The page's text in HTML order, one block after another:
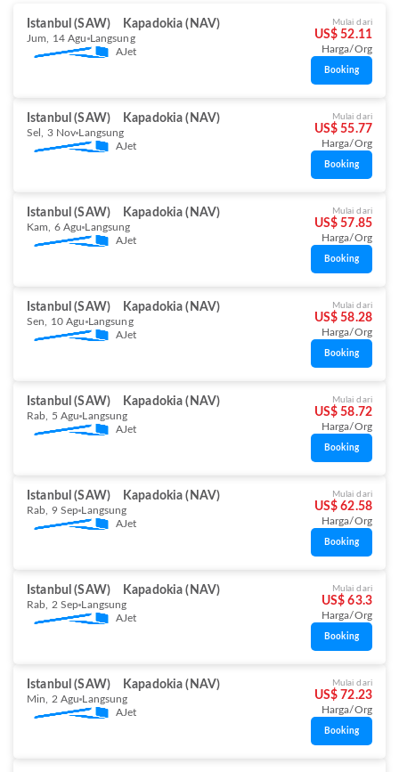
Istanbul (SAW) Kapadokia (NAV)
Jum, 14 Agu Langsung
AJet
Mulai dari
US$ 52.11
Harga/Org
Booking
Istanbul (SAW) Kapadokia (NAV)
Sel, 3 Nov Langsung
AJet
Mulai dari
US$ 55.77
Harga/Org
Booking
Istanbul (SAW) Kapadokia (NAV)
Kam, 6 Agu Langsung
AJet
Mulai dari
US$ 57.85
Harga/Org
Booking
Istanbul (SAW) Kapadokia (NAV)
Sen, 10 Agu Langsung
AJet
Mulai dari
US$ 58.28
Harga/Org
Booking
Istanbul (SAW) Kapadokia (NAV)
Rab, 5 Agu Langsung
AJet
Mulai dari
US$ 58.72
Harga/Org
Booking
Istanbul (SAW) Kapadokia (NAV)
Rab, 9 Sep Langsung
AJet
Mulai dari
US$ 62.58
Harga/Org
Booking
Istanbul (SAW) Kapadokia (NAV)
Rab, 2 Sep Langsung
AJet
Mulai dari
US$ 63.3
Harga/Org
Booking
Istanbul (SAW) Kapadokia (NAV)
Min, 2 Agu Langsung
AJet
Mulai dari
US$ 72.23
Harga/Org
Booking